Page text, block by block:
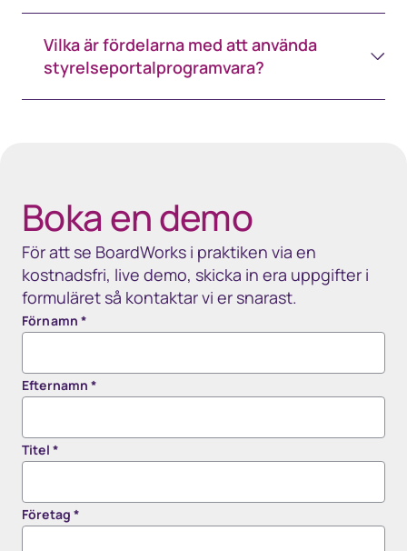
Vilka är fördelarna med att använda
styrelseportalprogramvara?
Boka en demo
För att se BoardWorks i praktiken via en
kostnadsfri, live demo, skicka in era uppgifter i
formuläret så kontaktar vi er snarast.
Förnamn*
Efternamn*
Titel *
Företag*